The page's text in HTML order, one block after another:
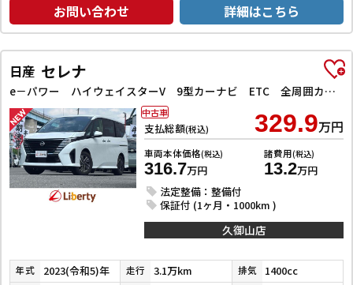
お問い合わせ 詳細はこちら
日産 セレナ
e－パワー ハイウェイスターV 9型カーナビ ETC 全周囲カメラ TV クリアランスソナー オートクルーズコントロール 衝突被害軽減システム 両側電動スライドドア LEDヘッドランプ スマートキー アイドリングストップ
支払総額(税込) 329.9万円
車両本体価格(税込)
316.7万円
諸費用(税込)
13.2万円
法定整備：整備付
保証付 (1ヶ月・1000km )
中古車
久御山店
年式 2023(令和5)年 走行 3.1万km 排気 1400cc